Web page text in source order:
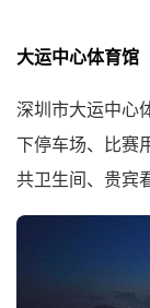
大运中心体育馆
深圳市大运中心
下停车场、比赛
共卫生间、贵宾